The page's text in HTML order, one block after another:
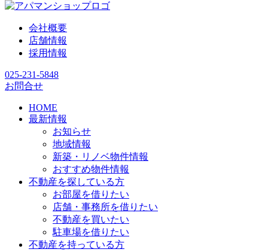
会社概要
店舗情報
採用情報
025-231-5848
お問合せ
HOME
最新情報
お知らせ
地域情報
新築・リノベ物件情報
おすすめ物件情報
不動産を探している方
お部屋を借りたい
店舗・事務所を借りたい
不動産を買いたい
駐車場を借りたい
不動産を持っている方